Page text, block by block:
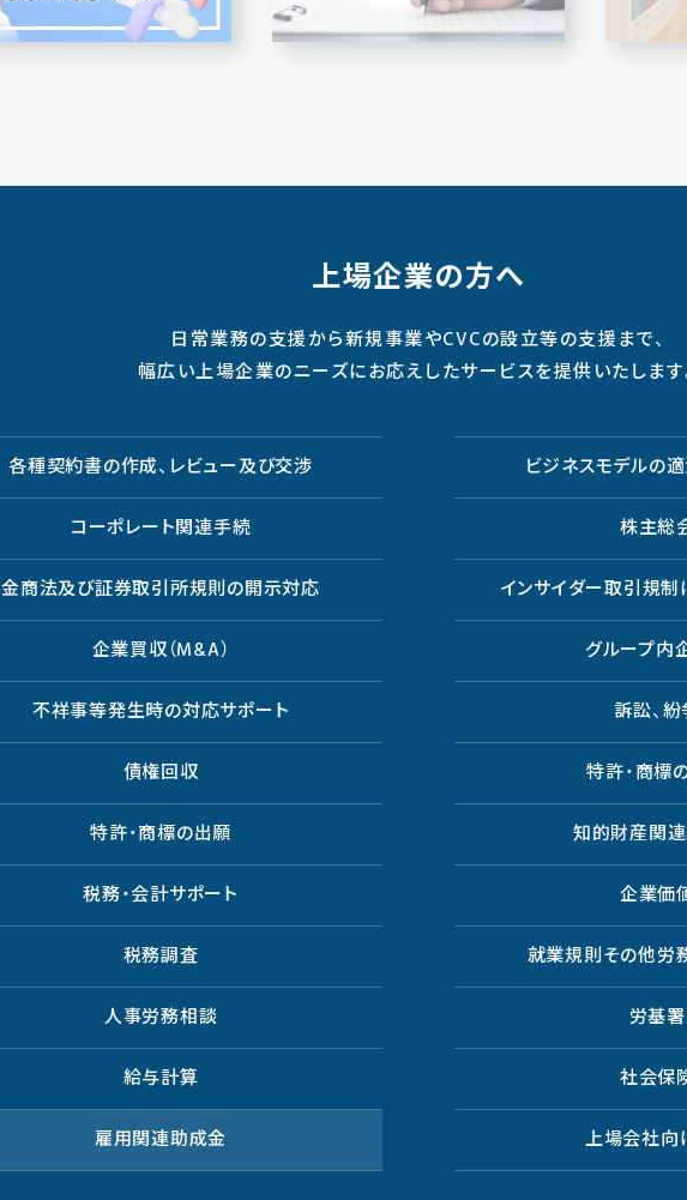
上場企業の方へ
日常業務の支援から新規事業やCVCの設立等の支援まで、
幅広い上場企業のニーズにお応えしたサービスを提供いたします
各種契約書の作成、レビュー及び交渉 ビジネスモデルの
コーポレート関連手続 株主総
金商法及び証券取引所規則の開示対応 インサイダー取引規制
企業買収（M&A） グループ内
不祥事等発生時の対応サポート 訴訟、
債権回収 特許・商標
特許・商標の出願 知的財産関
税務・会計サポート 企業価
税務調査 就業規則その他労
人事労務相談 労基
給与計算 社会保
雇用関連助成金 上場会社向